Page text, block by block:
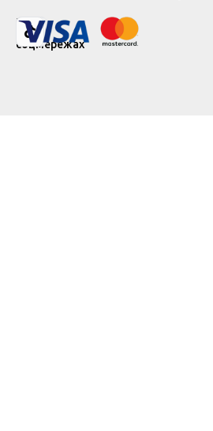
Ми
соцмережах